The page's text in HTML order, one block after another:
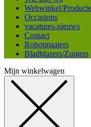
Webwinkel/
Occasions
vacatures-nieuws
Contact
Robotmaaiers
Bladblazers/Zuigers
Mijn winkelwagen